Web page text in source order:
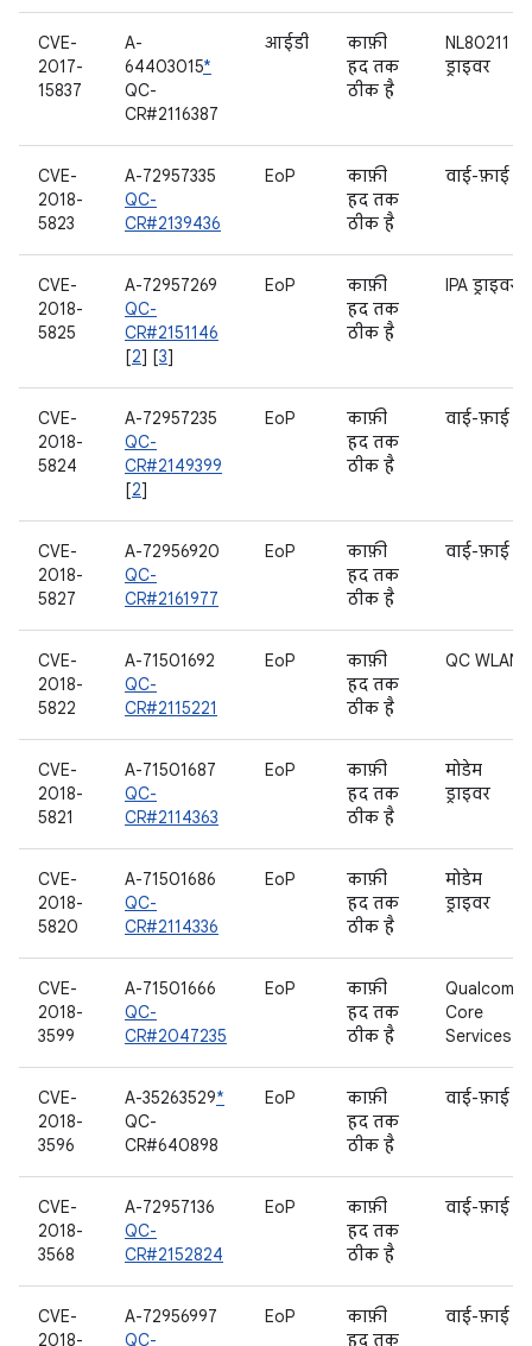
CVE-
2017-
15837
A-
64403015*
QC-
CR#2116387
आईडी
काफ़ी
हद तक
ठीक है
NL80211
ड्राइवर
CVE-
2018-
5823
A-72957335
QC-
CR#2139436
EoP
काफ़ी
हद तक
ठीक है
वाई-फ़ाई
CVE-
2018-
5825
A-72957269
QC-
CR#2151146
[2] [3]
EoP
काफ़ी
हद तक
ठीक है
IPA ड्राइवर
CVE-
2018-
5824
A-72957235
QC-
CR#2149399
[2]
EoP
काफ़ी
हद तक
ठीक है
वाई-फ़ाई
CVE-
2018-
5827
A-72956920
QC-
CR#2161977
EoP
काफ़ी
हद तक
ठीक है
वाई-फ़ाई
CVE-
2018-
5822
A-71501692
QC-
CR#2115221
EoP
काफ़ी
हद तक
ठीक है
QC WLAN
CVE-
2018-
5821
A-71501687
QC-
CR#2114363
EoP
काफ़ी
हद तक
ठीक है
मोडेम
ड्राइवर
CVE-
2018-
5820
A-71501686
QC-
CR#2114336
EoP
काफ़ी
हद तक
ठीक है
मोडेम
ड्राइवर
CVE-
2018-
3599
A-71501666
QC-
CR#2047235
EoP
काफ़ी
हद तक
ठीक है
Qualcomm
Core
Services
CVE-
2018-
3596
A-35263529*
QC-
CR#640898
EoP
काफ़ी
हद तक
ठीक है
वाई-फ़ाई
CVE-
2018-
3568
A-72957136
QC-
CR#2152824
EoP
काफ़ी
हद तक
ठीक है
वाई-फ़ाई
CVE-
2018-
A-72956997
QC-
EoP
काफ़ी
हद तक
वाई-फ़ाई